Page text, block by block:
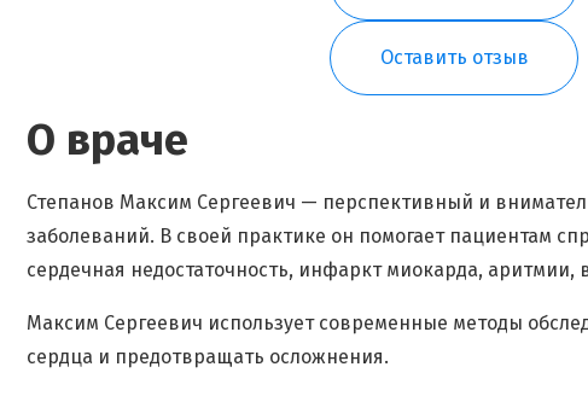
Оставить отзыв
О враче
Степанов Максим Сергеевич — перспективный и
заболеваний. В своей практике он помогает пациентам
сердечная недостаточность, инфаркт миокарда,
Максим Сергеевич использует современные методы
сердца и предотвращать осложнения.